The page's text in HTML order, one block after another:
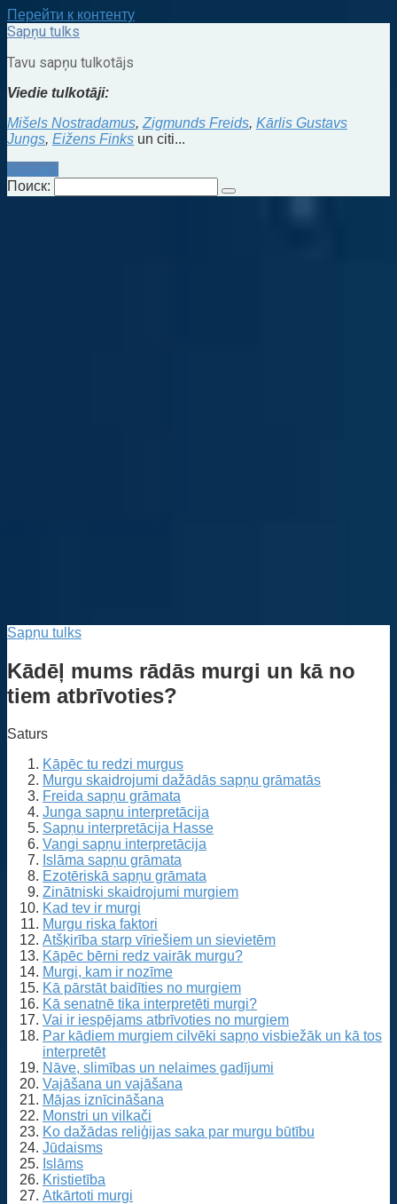
Перейти к контенту
Sapņu tulks
Tavu sapņu tulkotājs
Viedie tulkotāji:
Mišels Nostradamus, Zigmunds Freids, Kārlis Gustavs
Jungs, Eižens Finks un citi...
Kontakti
Поиск:
Sapņu tulks
Kādēļ mums rādās murgi un kā no
tiem atbrīvoties?
Saturs
Kāpēc tu redzi murgus
Murgu skaidrojumi dažādās sapņu grāmatās
Freida sapņu grāmata
Junga sapņu interpretācija
Sapņu interpretācija Hasse
Vangi sapņu interpretācija
Islāma sapņu grāmata
Ezotēriskā sapņu grāmata
Zinātniski skaidrojumi murgiem
Kad tev ir murgi
Murgu riska faktori
Atšķirība starp vīriešiem un sievietēm
Kāpēc bērni redz vairāk murgu?
Murgi, kam ir nozīme
Kā pārstāt baidīties no murgiem
Kā senatnē tika interpretēti murgi?
Vai ir iespējams atbrīvoties no murgiem
Par kādiem murgiem cilvēki sapņo visbiežāk un kā tos
interpretēt
Nāve, slimības un nelaimes gadījumi
Vajāšana un vajāšana
Mājas iznīcināšana
Monstri un vilkači
Ko dažādas reliģijas saka par murgu būtību
Jūdaisms
Islāms
Kristietība
Atkārtoti murgi